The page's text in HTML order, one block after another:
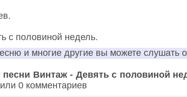
с половиной недель.
и многие другие вы можете слушать
песни Винтаж - Девять с половиной
0 комментариев